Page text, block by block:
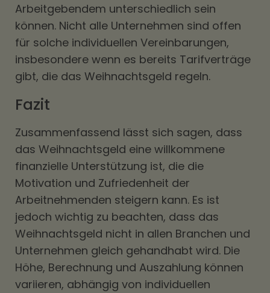
Arbeitgebendem unterschiedlich sein
können. Nicht alle Unternehmen sind offen
für solche individuellen Vereinbarungen,
insbesondere wenn es bereits Tarifverträge
gibt, die das Weihnachtsgeld regeln.
Fazit
Zusammenfassend lässt sich sagen, dass
das Weihnachtsgeld eine willkommene
finanzielle Unterstützung ist, die die
Motivation und Zufriedenheit der
Arbeitnehmenden steigern kann. Es ist
jedoch wichtig zu beachten, dass das
Weihnachtsgeld nicht in allen Branchen und
Unternehmen gleich gehandhabt wird. Die
Höhe, Berechnung und Auszahlung können
variieren, abhängig von individuellen